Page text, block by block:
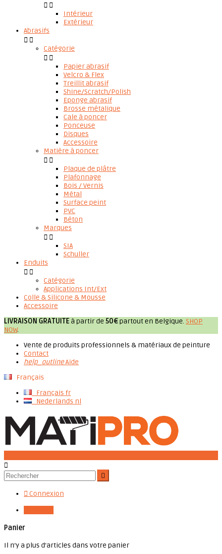
 
Intérieur
Extérieur
Abrasifs
 
Catégorie
 
Papier abrasif
Velcro & Flex
Treillit abrasif
Shine/Scratch/Polish
Eponge abrasif
Brosse métalique
Cale à poncer
Ponceuse
Disques
Accessoire
Matière à poncer
 
Plaque de plâtre
Plafonnage
Bois / Vernis
Métal
Surface peint
PVC
Béton
Marques
 
SIA
Schuller
Enduits
 
Catégorie
Applications Int/Ext
Colle & Silicone & Mousse
Accessoire
LIVRAISON GRATUITEà partir de 50€partout en Belgique. SHOP
NOW.
Vente de produits professionnels & matériaux de peinture
Contact
help_outlineAide
Français
Français fr
Nederlands nl


 Connexion
Panier
Il n'y a plus d'articles dans votre panier